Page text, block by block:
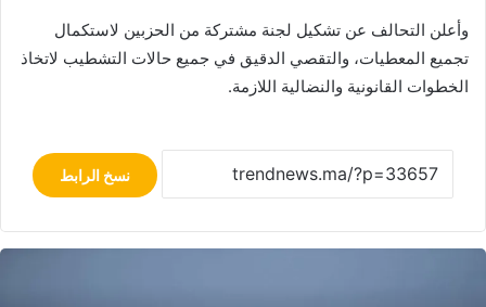
وأعلن التحالف عن تشكيل لجنة مشتركة من الحزبين لاستكمال
تجميع المعطيات، والتقصي الدقيق في جميع حالات التشطيب لاتخاذ
الخطوات القانونية والنضالية اللازمة.
نسخ الرابط